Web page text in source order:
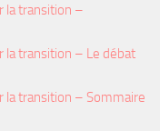
la transition –
la transition – Le débat
la transition – Sommaire